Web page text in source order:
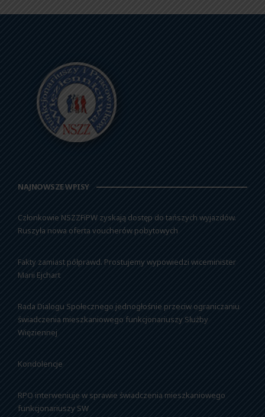
NAJNOWSZE WPISY
Członkowie NSZZFiPW zyskają dostęp do tańszych wyjazdów.
Ruszyła nowa oferta voucherów pobytowych
Fakty zamiast półprawd. Prostujemy wypowiedzi wiceminister
Marii Ejchart
Rada Dialogu Społecznego jednogłośnie przeciw ograniczaniu
świadczenia mieszkaniowego funkcjonariuszy Służby
Więziennej
Kondolencje
RPO interweniuje w sprawie świadczenia mieszkaniowego
funkcjonariuszy SW